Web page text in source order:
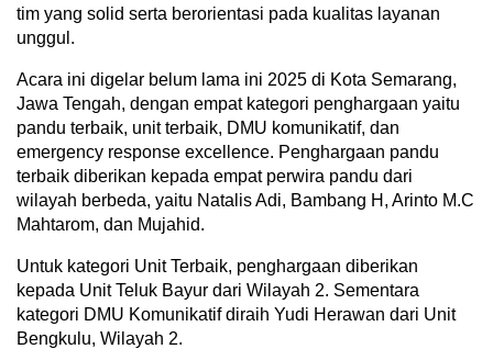
tim yang solid serta berorientasi pada kualitas layanan
unggul.
Acara ini digelar belum lama ini 2025 di Kota Semarang,
Jawa Tengah, dengan empat kategori penghargaan yaitu
pandu terbaik, unit terbaik, DMU komunikatif, dan
emergency response excellence. Penghargaan pandu
terbaik diberikan kepada empat perwira pandu dari
wilayah berbeda, yaitu Natalis Adi, Bambang H, Arinto M.C
Mahtarom, dan Mujahid.
Untuk kategori Unit Terbaik, penghargaan diberikan
kepada Unit Teluk Bayur dari Wilayah 2. Sementara
kategori DMU Komunikatif diraih Yudi Herawan dari Unit
Bengkulu, Wilayah 2.